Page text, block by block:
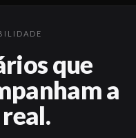
que
a